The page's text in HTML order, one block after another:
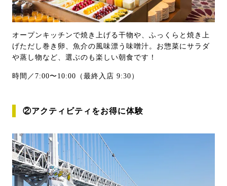
オープンキッチンで焼き上げる干物や、ふっくらと焼き上
げただし巻き卵、魚介の風味漂う味噌汁。お惣菜にサラダ
や蒸し物など、選ぶのも楽しい朝食です！
時間／7:00〜10:00（最終入店 9:30）
②アクティビティをお得に体験